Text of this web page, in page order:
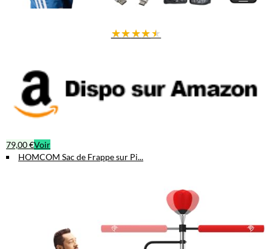
★★★★★
79,00 €Voir
HOMCOM Sac de Frappe sur Pi...